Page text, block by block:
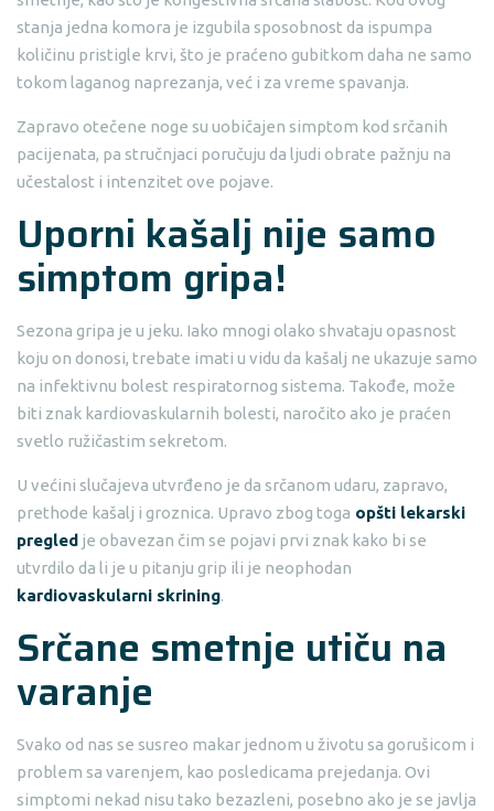
stanja jedna komora je izgubila sposobnost da ispumpa
količinu pristigle krvi, što je praćeno gubitkom daha ne samo
tokom laganog naprezanja, već i za vreme spavanja.
Zapravo otečene noge su uobičajen simptom kod srčanih
pacijenata, pa stručnjaci poručuju da ljudi obrate pažnju na
učestalost i intenzitet ove pojave.
Uporni kašalj nije samo
simptom gripa!
Sezona gripa je u jeku. Iako mnogi olako shvataju opasnost
koju on donosi, trebate imati u vidu da kašalj ne ukazuje samo
na infektivnu bolest respiratornog sistema. Takođe, može
biti znak kardiovaskularnih bolesti, naročito ako je praćen
svetlo ružičastim sekretom.
U većini slučajeva utvrđeno je da srčanom udaru, zapravo,
prethode kašalj i groznica. Upravo zbog toga opšti lekarski
pregled je obavezan čim se pojavi prvi znak kako bi se
utvrdilo da li je u pitanju grip ili je neophodan
kardiovaskularni skrining.
Srčane smetnje utiču na
varanje
Svako od nas se susreo makar jednom u životu sa gorušicom i
problem sa varenjem, kao posledicama prejedanja. Ovi
simptomi nekad nisu tako bezazleni, posebno ako je se javlja